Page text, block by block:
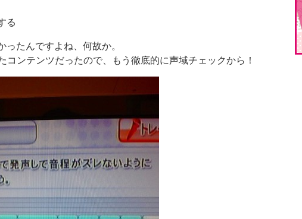
る
たんですよね、何故か。
ンテンツだったので、もう徹底的に声域チェックから！